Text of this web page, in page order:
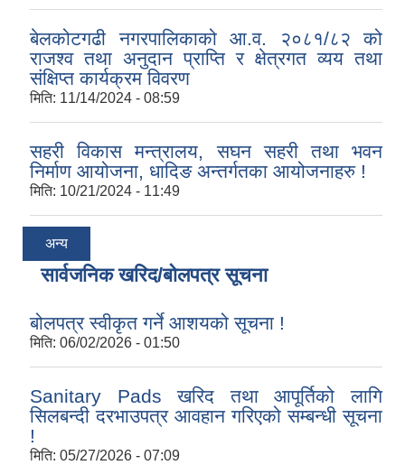
बेलकोटगढी नगरपालिकाको आ.व. २०८१/८२ को
राजश्व तथा अनुदान प्राप्ति र क्षेत्रगत व्यय तथा
संक्षिप्त कार्यक्रम विवरण
मिति: 11/14/2024 - 08:59
सहरी विकास मन्त्रालय, सघन सहरी तथा भवन
निर्माण आयोजना, धादिङ अन्तर्गतका आयोजनाहरु !
मिति: 10/21/2024 - 11:49
अन्य
सार्वजनिक खरिद/बोलपत्र सूचना
बोलपत्र स्वीकृत गर्ने आशयको सूचना !
मिति: 06/02/2026 - 01:50
Sanitary Pads खरिद तथा आपूर्तिको लागि
सिलबन्दी दरभाउपत्र आवहान गरिएको सम्बन्धी सूचना
!
मिति: 05/27/2026 - 07:09